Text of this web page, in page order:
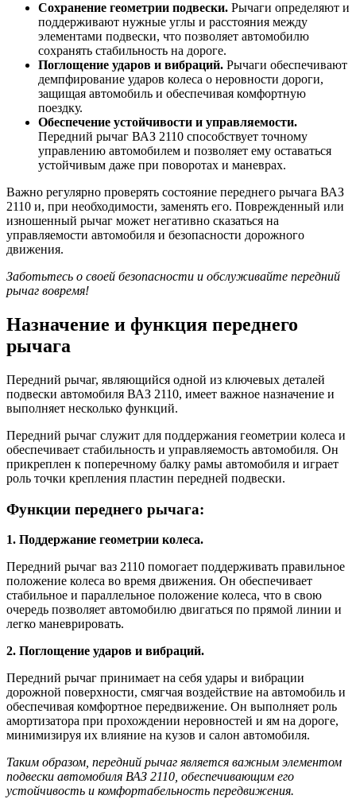
Сохранение геометрии подвески. Рычаги определяют и
поддерживают нужные углы и расстояния между
элементами подвески, что позволяет автомобилю
сохранять стабильность на дороге.
Поглощение ударов и вибраций. Рычаги обеспечивают
демпфирование ударов колеса о неровности дороги,
защищая автомобиль и обеспечивая комфортную
поездку.
Обеспечение устойчивости и управляемости.
Передний рычаг ВАЗ 2110 способствует точному
управлению автомобилем и позволяет ему оставаться
устойчивым даже при поворотах и маневрах.
Важно регулярно проверять состояние переднего рычага ВАЗ
2110 и, при необходимости, заменять его. Поврежденный или
изношенный рычаг может негативно сказаться на
управляемости автомобиля и безопасности дорожного
движения.
Заботьтесь о своей безопасности и обслуживайте передний
рычаг вовремя!
Назначение и функция переднего
рычага
Передний рычаг, являющийся одной из ключевых деталей
подвески автомобиля ВАЗ 2110, имеет важное назначение и
выполняет несколько функций.
Передний рычаг служит для поддержания геометрии колеса и
обеспечивает стабильность и управляемость автомобиля. Он
прикреплен к поперечному балку рамы автомобиля и играет
роль точки крепления пластин передней подвески.
Функции переднего рычага:
1. Поддержание геометрии колеса.
Передний рычаг ваз 2110 помогает поддерживать правильное
положение колеса во время движения. Он обеспечивает
стабильное и параллельное положение колеса, что в свою
очередь позволяет автомобилю двигаться по прямой линии и
легко маневрировать.
2. Поглощение ударов и вибраций.
Передний рычаг принимает на себя удары и вибрации
дорожной поверхности, смягчая воздействие на автомобиль и
обеспечивая комфортное передвижение. Он выполняет роль
амортизатора при прохождении неровностей и ям на дороге,
минимизируя их влияние на кузов и салон автомобиля.
Таким образом, передний рычаг является важным элементом
подвески автомобиля ВАЗ 2110, обеспечивающим его
устойчивость и комфортабельность передвижения.